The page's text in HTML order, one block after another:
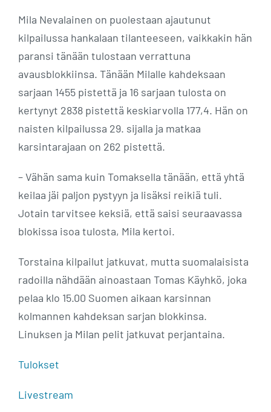
Mila Nevalainen on puolestaan ajautunut
kilpailussa hankalaan tilanteeseen, vaikkakin hän
paransi tänään tulostaan verrattuna
avausblokkiinsa. Tänään Milalle kahdeksaan
sarjaan 1455 pistettä ja 16 sarjaan tulosta on
kertynyt 2838 pistettä keskiarvolla 177,4. Hän on
naisten kilpailussa 29. sijalla ja matkaa
karsintarajaan on 262 pistettä.
– Vähän sama kuin Tomaksella tänään, että yhtä
keilaa jäi paljon pystyyn ja lisäksi reikiä tuli.
Jotain tarvitsee keksiä, että saisi seuraavassa
blokissa isoa tulosta, Mila kertoi.
Torstaina kilpailut jatkuvat, mutta suomalaisista
radoilla nähdään ainoastaan Tomas Käyhkö, joka
pelaa klo 15.00 Suomen aikaan karsinnan
kolmannen kahdeksan sarjan blokkinsa.
Linuksen ja Milan pelit jatkuvat perjantaina.
Tulokset
Livestream